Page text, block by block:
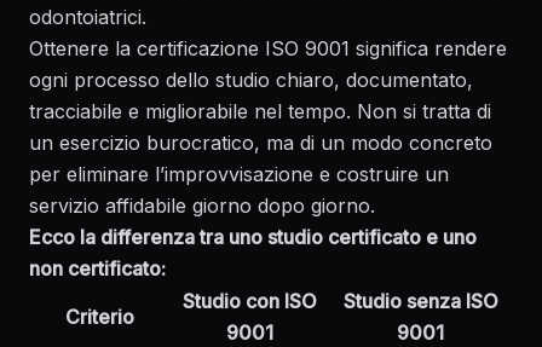
odontoiatrici.
Ottenere la certificazione ISO 9001 significa rendere
ogni processo dello studio chiaro, documentato,
tracciabile e migliorabile nel tempo. Non si tratta di
un esercizio burocratico, ma di un modo concreto
per eliminare l’improvvisazione e costruire un
servizio affidabile giorno dopo giorno.
Ecco la differenza tra uno studio certificato e uno
non certificato:
Criterio
Studio con ISO
9001
Studio senza ISO
9001